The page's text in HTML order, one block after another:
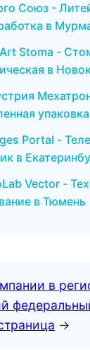
Союз -
в
Stoma -
в
Portal -
в
Vector -
в Тюмень
в
→